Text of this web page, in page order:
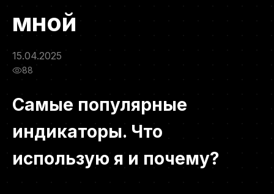
мной
15.04.2025
88
Самые популярные
индикаторы. Что
использую я и почему?